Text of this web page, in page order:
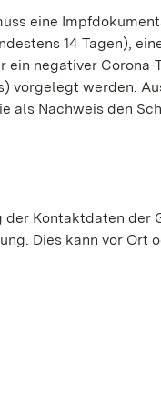
eine
14 Tagen),
negativer
vorgelegt werden.
als Nachweis den
Kontaktdaten der
Dies kann vor Ort